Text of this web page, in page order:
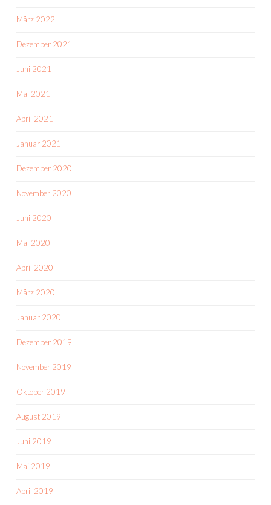
März 2022
Dezember 2021
Juni 2021
Mai 2021
April 2021
Januar 2021
Dezember 2020
November 2020
Juni 2020
Mai 2020
April 2020
März 2020
Januar 2020
Dezember 2019
November 2019
Oktober 2019
August 2019
Juni 2019
Mai 2019
April 2019